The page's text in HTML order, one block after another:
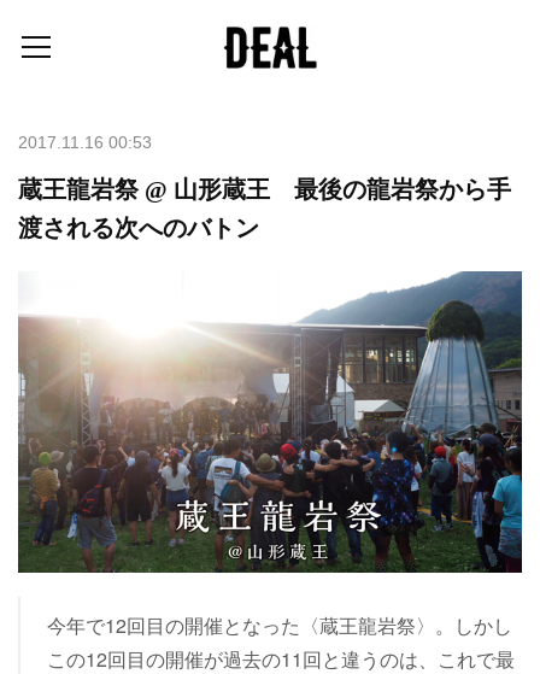
2017.11.16 00:53
蔵王龍岩祭 @ 山形蔵王 最後の龍岩祭から手
渡される次へのバトン
今年で12回目の開催となった〈蔵王龍岩祭〉。しかし
この12回目の開催が過去の11回と違うのは、これで最